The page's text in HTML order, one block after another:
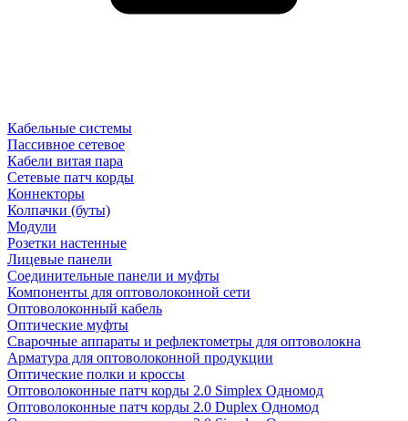
Кабельные системы
Пассивное сетевое
Кабели витая пара
Сетевые патч корды
Коннекторы
Колпачки (буты)
Модули
Розетки настенные
Лицевые панели
Соединительные панели и муфты
Компоненты для оптоволоконной сети
Оптоволоконный кабель
Оптические муфты
Сварочные аппараты и рефлектометры для оптоволокна
Арматура для оптоволоконной продукции
Оптические полки и кроссы
Оптоволоконные патч корды 2.0 Simplex Одномод
Оптоволоконные патч корды 2.0 Duplex Одномод